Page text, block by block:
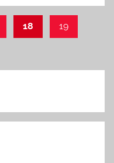
18 19